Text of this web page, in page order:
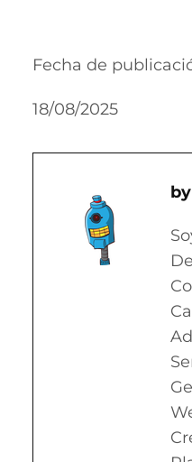
Fecha de
18/08/2025